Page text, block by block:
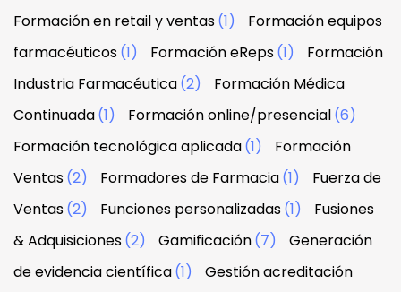
Formación en retail y ventas(1)
Formación equipos
farmacéuticos(1) Formación eReps(1)
Formación
Industria Farmacéutica(2)
Formación Médica
Continuada(1) Formación online/presencial(6)
Formación tecnológica aplicada(1)
Formación
Ventas(2) Formadores de Farmacia(1)
Fuerza de
Ventas(2) Funciones personalizadas(1)
Fusiones
& Adquisiciones(2) Gamificación(7)
Generación
de evidencia científica(1)
Gestión acreditación